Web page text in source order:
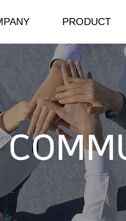
길
PRODUCT
NEW/HOT PRODUCT
Components
Power Solutions